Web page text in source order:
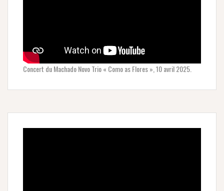
Concert du Machado Novo Trio « Como as Flores », 10 avril 2025.